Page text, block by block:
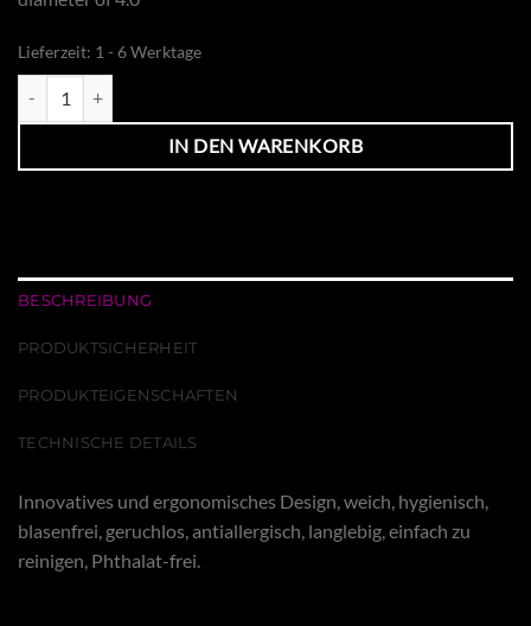
Lieferzeit: 1 - 6 Werktage
IN DEN WARENKORB
BESCHREIBUNG
PRODUKTSICHERHEIT
PRODUKTEIGENSCHAFTEN
TECHNISCHE DETAILS
Innovatives und ergonomisches Design, weich, hygienisch,
blasenfrei, geruchlos, antiallergisch, langlebig, einfach zu
reinigen, Phthalat-frei.